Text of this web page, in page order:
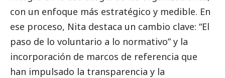
con un enfoque más estratégico y medible. En
ese proceso, Nita destaca un cambio clave: “El
paso de lo voluntario a lo normativo” y la
incorporación de marcos de referencia que
han impulsado la transparencia y la